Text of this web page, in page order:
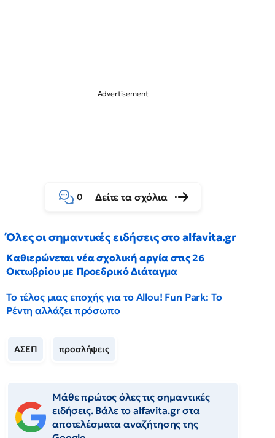
0 Δείτε τα σχόλια
Όλες οι σημαντικές ειδήσεις στο alfavita.gr
Καθιερώνεται νέα σχολική αργία στις 26
Οκτωβρίου με Προεδρικό Διάταγμα
Το τέλος μιας εποχής για το Allou! Fun Park: Το
Ρέντη αλλάζει πρόσωπο
ΑΣΕΠ προσλήψεις
Μάθε πρώτος όλες τις σημαντικές
ειδήσεις. Βάλε το alfavita.gr στα
αποτελέσματα αναζήτησης της